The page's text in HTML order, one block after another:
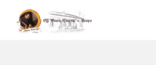
content